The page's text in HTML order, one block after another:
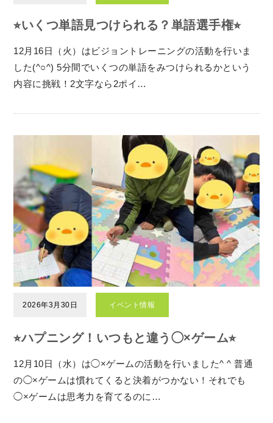
⭐︎いくつ単語見つけられる？単語選手権⭐︎
12月16日（火）はビジョントレーニングの活動を行いま
した(^○^) 5分間でいくつの単語をみつけられるかという
内容に挑戦！2文字なら2ポイ…
2026年3月30日 イベント情報
⭐︎ハプニング！いつもと違う◯×ゲーム⭐︎
12月10日（水）は◯×ゲームの活動を行いました^ ^ 普通
の◯×ゲームは慣れてくると決着がつかない！それでも
◯×ゲームは思考力を育てるのに…